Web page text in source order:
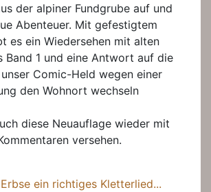
der alpiner Fundgrube auf und
Abenteuer. Mit gefestigtem
es ein Wiedersehen mit alten
Band 1 und eine Antwort auf die
Comic-Held wegen einer
den Wohnort wechseln
diese Neuauflage wieder mit
versehen.
ein richtiges Kletterlied...